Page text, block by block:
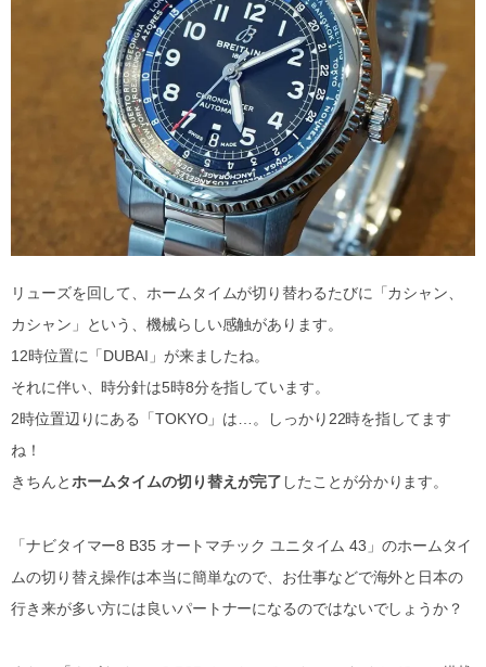
リューズを回して、ホームタイムが切り替わるたびに「カシャン、
カシャン」という、機械らしい感触があります。
12時位置に「DUBAI」が来ましたね。
それに伴い、時分針は5時8分を指しています。
2時位置辺りにある「TOKYO」は…。しっかり22時を指してます
ね！
きちんとホームタイムの切り替えが完了 したことが分かります。
「ナビタイマー8 B35 オートマチック ユニタイム 43」のホームタイ
ムの切り替え操作は本当に簡単なので、お仕事などで海外と日本の
行き来が多い方には良いパートナーになるのではないでしょうか？